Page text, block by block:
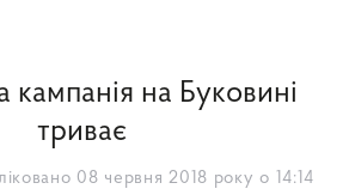
кампанія на Буковині
триває
08 червня 2018 року о 14:14